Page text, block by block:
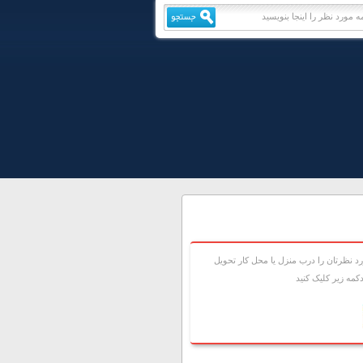
نظرتان را درب منزل يا محل کار تحويل
زير کليک کنيد